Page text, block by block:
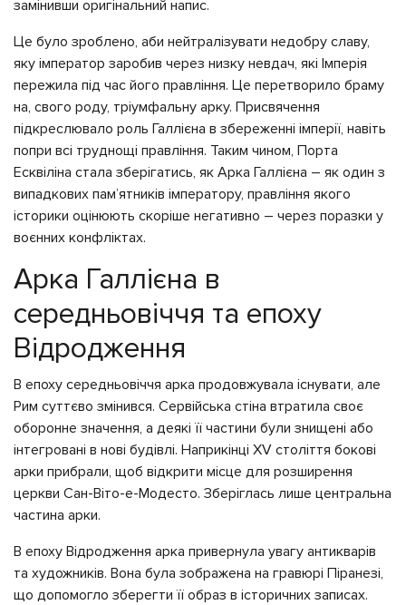
замінивши оригінальний напис.
Це було зроблено, аби нейтралізувати недобру славу,
яку імператор заробив через низку невдач, які Імперія
пережила під час його правління. Це перетворило браму
на, свого роду, тріумфальну арку. Присвячення
підкреслювало роль Галлієна в збереженні імперії, навіть
попри всі труднощі правління. Таким чином, Порта
Есквіліна стала зберігатись, як Арка Галлієна – як один з
випадкових пам’ятників імператору, правління якого
історики оцінюють скоріше негативно – через поразки у
воєнних конфліктах.
Арка Галлієна в
середньовіччя та епоху
Відродження
В епоху середньовіччя арка продовжувала існувати, але
Рим суттєво змінився. Сервійська стіна втратила своє
оборонне значення, а деякі її частини були знищені або
інтегровані в нові будівлі. Наприкінці XV століття бокові
арки прибрали, щоб відкрити місце для розширення
церкви Сан-Віто-е-Модесто. Зберіглась лише центральна
частина арки.
В епоху Відродження арка привернула увагу антикварів
та художників. Вона була зображена на гравюрі Піранезі,
що допомогло зберегти її образ в історичних записах.